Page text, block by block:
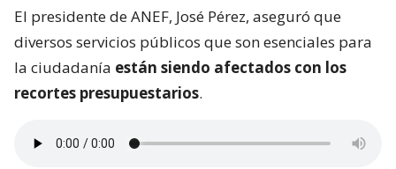
El presidente de ANEF, José Pérez, aseguró que
diversos servicios públicos que son esenciales para
la ciudadanía están siendo afectados con los
recortes presupuestarios.